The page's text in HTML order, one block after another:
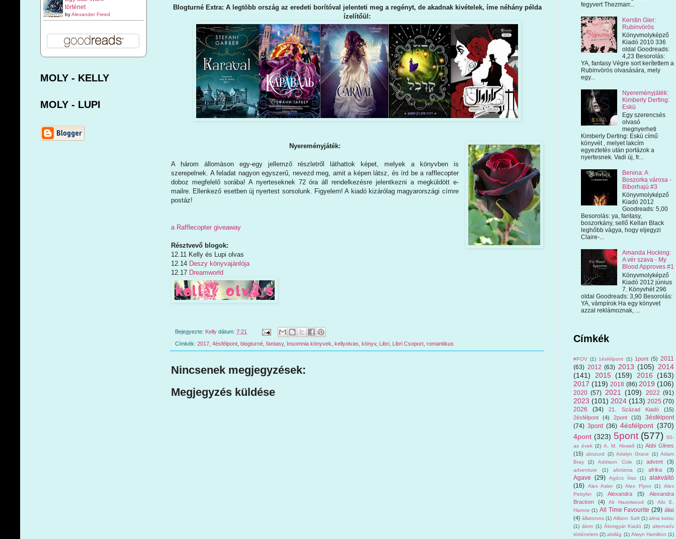
Blogturné Extra: A legtöbb ország az eredeti borítóval jelenteti meg a regényt, de akadnak kivételek, íme néhány példa
ízelítőül:
Nyereményjáték:
A három állomáson egy-egy jellemző részletről láthattok képet, melyek a könyvben is
szerepelnek. A feladat nagyon egyszerű, nevezd meg, amit a képen látsz, és írd be a rafflecopter
doboz megfelelő sorába! A nyerteseknek 72 óra áll rendelkezésre jelentkezni a megküldött e-
mailre. Ellenkező esetben új nyertest sorsolunk. Figyelem! A kiadó kizárólag magyarországi címre
postáz!
a Rafflecopter giveaway
Résztvevő blogok:
12.11 Kelly és Lupi olvas
12.14 Deszy könyvajánlója
12.17 Dreamworld
Bejegyezte: Kelly dátum: 7:21
Címkék: 2017, 4ésfélpont, blogturné, fantasy, Insomnia könyvek, kellyolvas, könyv, Libri, Libri Csoport, romantikus
Nincsenek megjegyzések:
Megjegyzés küldése
történet
byAlexander Freed
MOLY - KELLY
MOLY - LUPI
fegyvert Thezmarr...
Kerstin Gier:
Rubinvörös
Könyvmolyképző
Kiadó 2010 336
oldal Goodreads:
4,23 Besorolás:
YA, fantasy Végre sort kerítettem a
Rubinvörös olvasására, mely
egy...
Nyereményjáték:
Kimberly Derting:
Eskü
Egy szerencsés
olvasó
megnyerheti
Kimberly Derting: Eskü című
könyvét , melyet lakcím
egyeztetés után portázok a
nyertesnek. Vadi új, fr...
Benina: A
Boszorka városa -
Bíborhajú #3
Könyvmolyképző
Kiadó 2012
Goodreads: 5,00
Besorolás: ya, fantasy,
boszorkány, sellő Kellan Black
leghőbb vágya, hogy eljegyzi
Claire-...
Amanda Hocking:
A vér szava - My
Blood Approves #1
Könyvmolyképző
Kiadó 2012 június
7. Könyvhét 296
oldal Goodreads: 3,90 Besorolás:
YA, vámpírok Ha egy könyvet
azzal reklámoznak, ...
Címkék
#POV (1) 1ésfélpont (1) 1pont (5) 2011
(63) 2012 (63) 2013 (105) 2014
(141)
2015 (159) 2016
(163)
2017 (119) 2018 (86) 2019 (106)
2020 (57) 2021 (109) 2022 (91)
2023 (101) 2024 (113) 2025 (70)
2026
(34) 21. Század Kiadó
(15)
2ésfélpont
(4) 2pont (10)
3ésfélpont
(74) 3pont (36) 4ésfélpont (370)
4pont (323) 5pont (577) 60-
as évek (2) A. M. Howell (1) Abbi Glines
(15) abszurd (2) Adalyn Grace (1) Adam
Bray
(2) Addison Cole (1) advent (3)
adventure (1) aforizma (1) afrika (3)
Agave (29) Agócs Írisz (1)
alakváltó
(16)
Alex Aster (1) Alex Flynn (1)
Alex
Pettyfer
(2) Alexandra (5)
Alexandra
Bracken
(4) Ali Hazelwood (2)
Alix E.
Harrow (1) All Time Favourite (29) állat
(4) állatorvos (1) Allison Saft (1) alma katsu
(1) álom (1) Álomgyár Kiadó (2) alternatív
történelem (2) alvilág (1) Alwyn Hamilton (1)